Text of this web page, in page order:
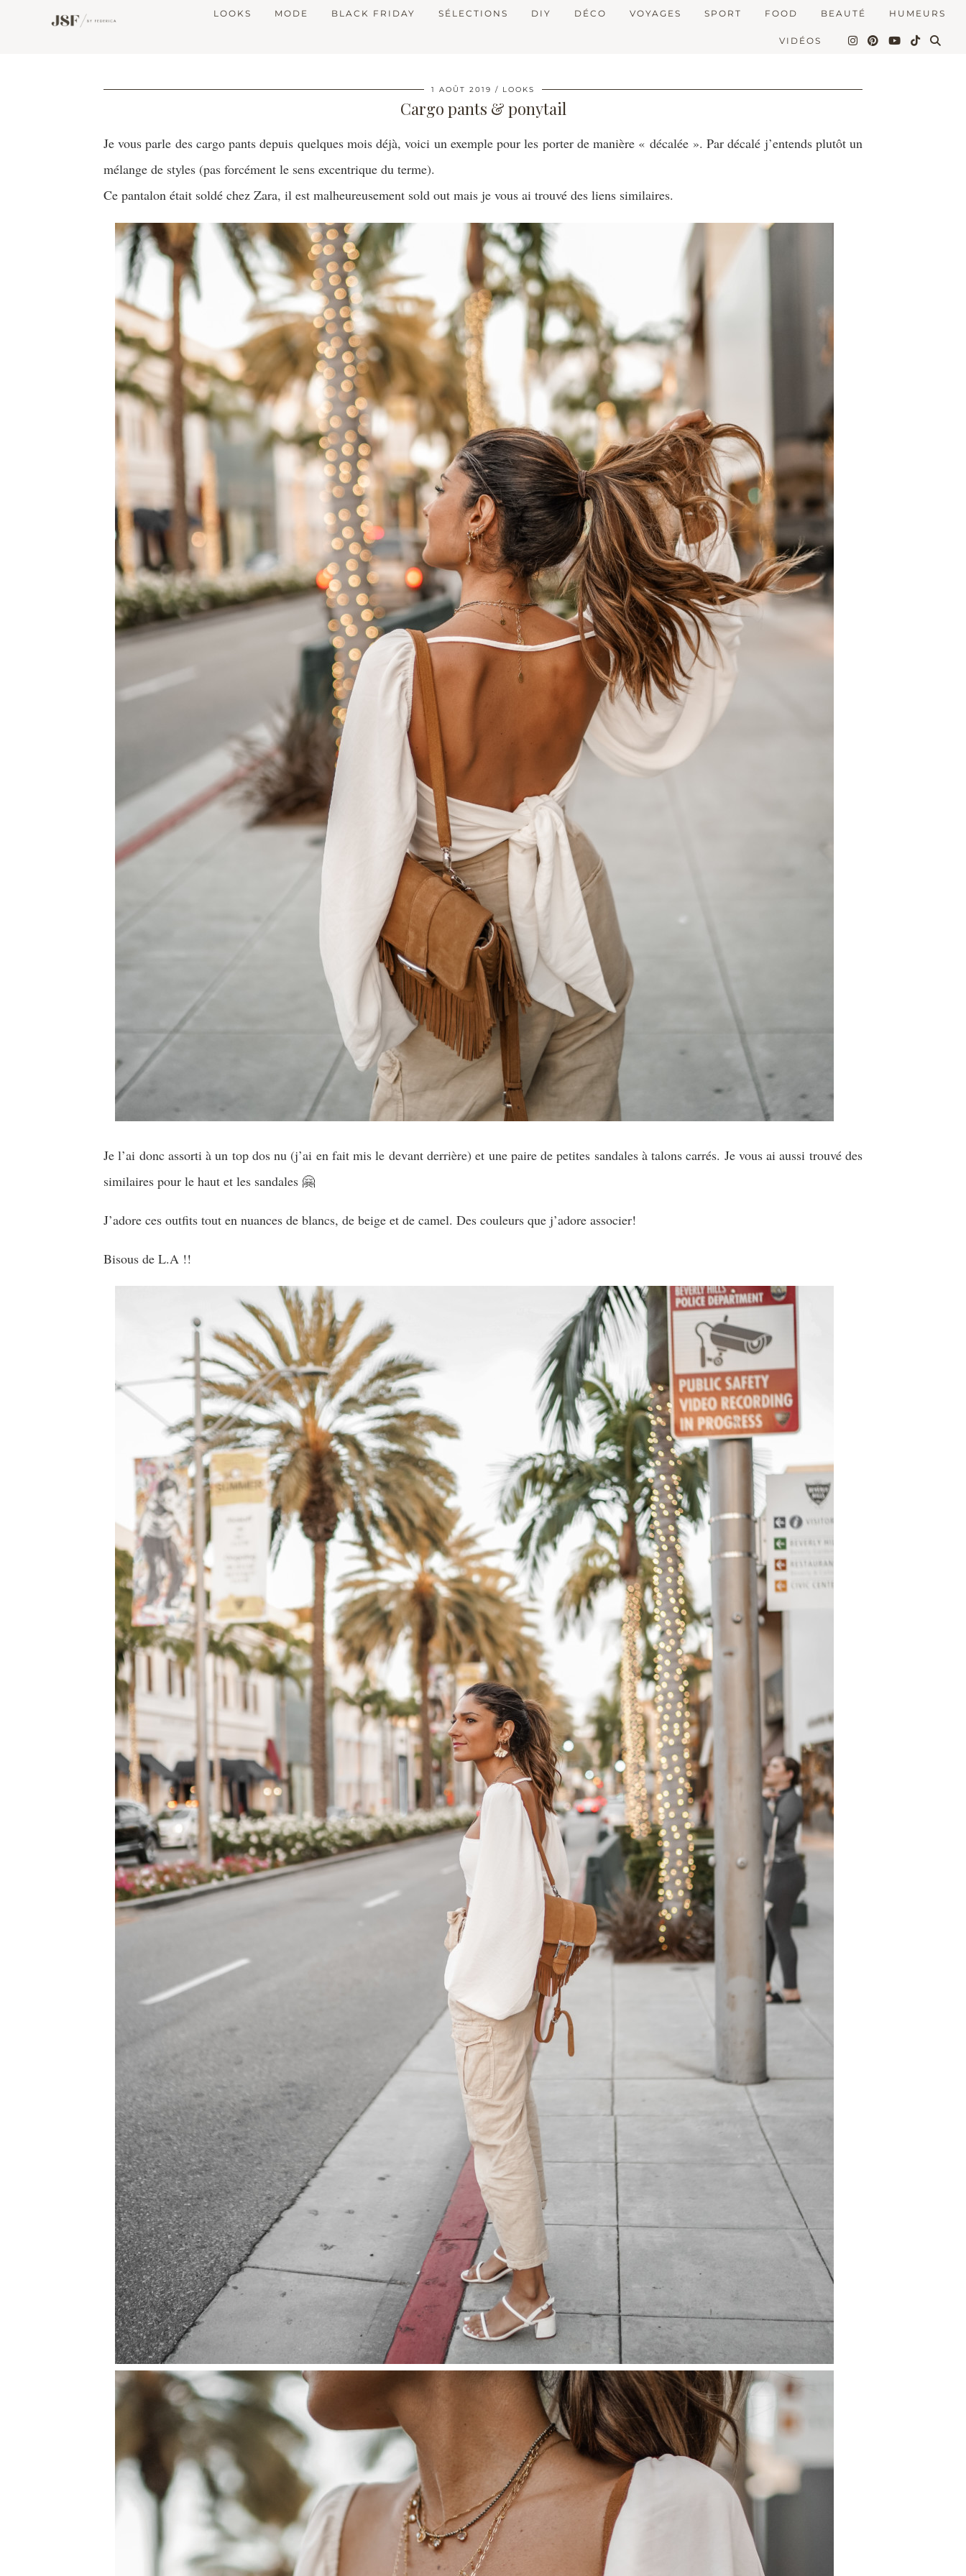
LOOKS MODE BLACK FRIDAY SÉLECTIONS DIY DÉCO VOYAGES SPORT FOOD BEAUTÉ HUMEURS
VIDÉOS
1 AOÛT 2019 LOOKS
Cargo pants & ponytail
Je vous parle des cargo pants depuis quelques mois déjà, voici un exemple pour les porter de manière « décalée ». Par décalé j’entends plutôt un
mélange de styles (pas forcément le sens excentrique du terme).
Ce pantalon était soldé chez Zara, il est malheureusement sold out mais je vous ai trouvé des liens similaires.
Je l’ai donc assorti à un top dos nu (j’ai en fait mis le devant derrière) et une paire de petites sandales à talons carrés. Je vous ai aussi trouvé des
similaires pour le haut et les sandales 🤗
J’adore ces outfits tout en nuances de blancs, de beige et de camel. Des couleurs que j’adore associer!
Bisous de L.A !!